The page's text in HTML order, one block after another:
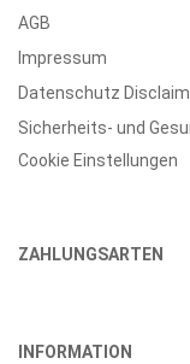
AGB
Impressum
Datenschutz
Sicherheits- und
Cookie Einstellungen
ZAHLUNGSARTEN
INFORMATION